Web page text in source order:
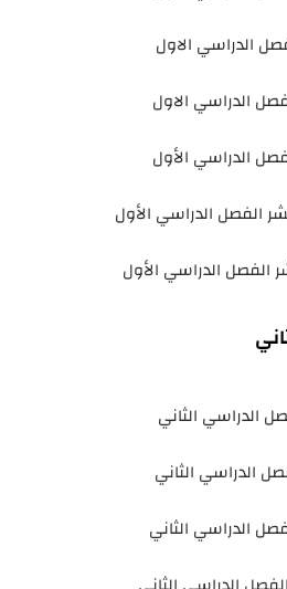
الدراسي الاول
الدراسي الاول
الدراسي الأول
الفصل الدراسي الأول
الفصل الدراسي الأول
الدراسي الثاني
الدراسي الثاني
الدراسي الثاني